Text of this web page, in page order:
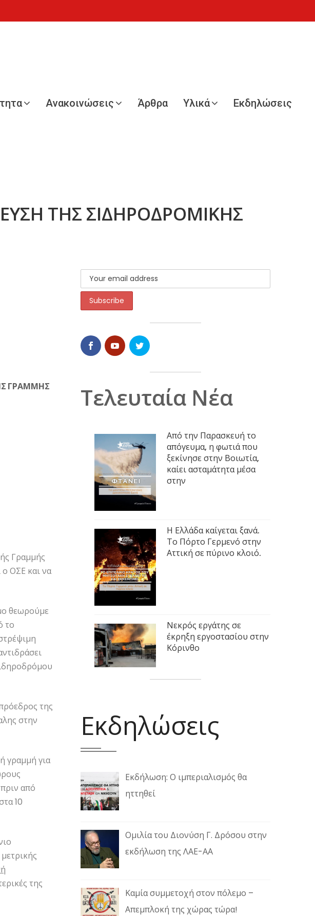
Ανακοινώσεις Άρθρα Υλικά Εκδηλώσεις
ΤΗΣ ΣΙΔΗΡΟΔΡΟΜΙΚΗΣ
ΓΡΑΜΜΗΣ
Γραμμής
ΟΣΕ και να
θεωρούμε
το
της
στην
γραμμή για
από
10
της
Τελευταία Νέα
Από την Παρασκευή το
απόγευμα, η φωτιά που
ξεκίνησε στην Βοιωτία,
καίει ασταμάτητα μέσα
στην
Η Ελλάδα καίγεται ξανά.
Το Πόρτο Γερμενό στην
Αττική σε πύρινο κλοιό.
Νεκρός εργάτης σε
έκρηξη εργοστασίου στην
Κόρινθο
Εκδηλώσεις
Εκδήλωση: Ο ιμπεριαλισμός θα
ηττηθεί
Ομιλία του Διονύση Γ. Δρόσου στην
εκδήλωση της ΛΑΕ-ΑΑ
Καμία συμμετοχή στον πόλεμο –
Απεμπλοκή της χώρας τώρα!